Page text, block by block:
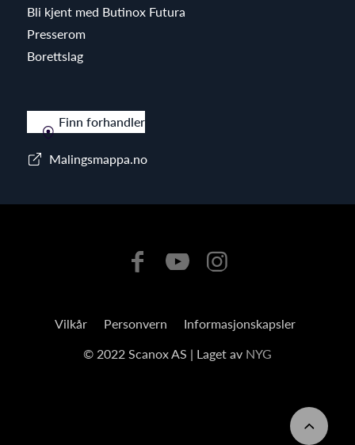
Bli kjent med Butinox Futura
Presserom
Borettslag
Finn forhandler
Malingsmappa.no
© 2022 Scanox AS | Laget av NYG
Vilkår Personvern Informasjonskapsler